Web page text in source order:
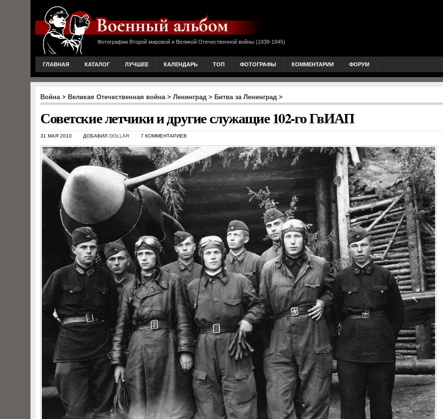
Фотографии Второй мировой и Великой Отечественной войны (1939-1945)
ГЛАВНАЯ КАТАЛОГ ЛУЧШЕЕ КАЛЕНДАРЬ ТОП ФОТОГРАФЫ КОММЕНТАРИИ ФОРУМ
Война> Великая Отечественная война> Ленинград > Битва за Ленинград >
Советские летчики и другие служащие 102-го ГвИАП
31 МАЯ 2010 ДОБАВИЛ DOLLAR 7 КОММЕНТАРИЕВ